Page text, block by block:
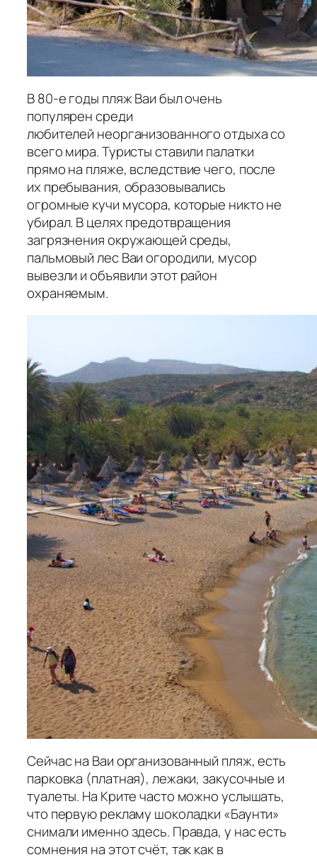
В 80-е годы пляж Ваи был очень
популярен среди
любителей неорганизованного отдыха со
всего мира. Туристы ставили палатки
прямо на пляже, вследствие чего, после
их пребывания, образовывались
огромные кучи мусора, которые никто не
убирал. В целях предотвращения
загрязнения окружающей среды,
пальмовый лес Ваи огородили, мусор
вывезли и объявили этот район
охраняемым.
Сейчас на Ваи организованный пляж, есть
парковка (платная), лежаки, закусочные и
туалеты. На Крите часто можно услышать,
что первую рекламу шоколадки «Баунти»
снимали именно здесь. Правда, у нас есть
сомнения на этот счёт, так как в